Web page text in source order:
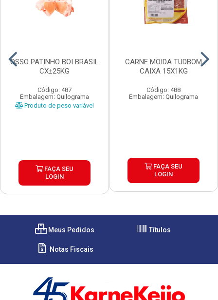
OSSO PATINHO BOI BRASIL
CX±25KG
Código: 487
Embalagem: Quilograma
Produto de peso variável
FAÇA SEU
LOGIN
CARNE MOIDA TUDBOM
CAIXA 15X1KG
Código: 488
Embalagem: Quilograma
FAÇA SEU
LOGIN
Meus Pedidos Títulos
Notas Fiscais